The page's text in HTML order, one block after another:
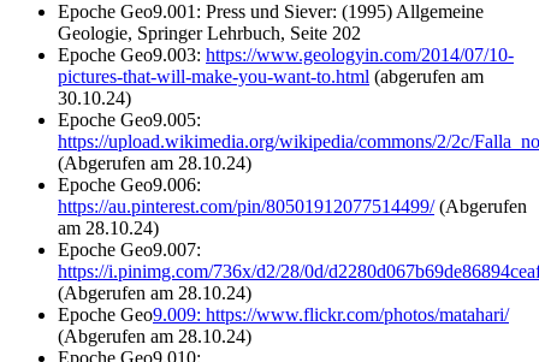
Epoche Geo9.001: Press und Siever: (1995) Allgemeine
Geologie, Springer Lehrbuch, Seite 202
Epoche Geo9.003: https://www.geologyin.com/2014/07/10-
pictures-that-will-make-you-want-to.html (abgerufen am
30.10.24)
Epoche Geo9.005:
https://upload.wikimedia.org/wikipedia/commons/2/2c/
(Abgerufen am 28.10.24)
Epoche Geo9.006:
https://au.pinterest.com/pin/80501912077514499/(Abgerufen
am 28.10.24)
Epoche Geo9.007:
https://i.pinimg.com/736x/d2/28/0d/
(Abgerufen am 28.10.24)
Epoche Geo9.009: https://www.flickr.com/photos/matahari/
(Abgerufen am 28.10.24)